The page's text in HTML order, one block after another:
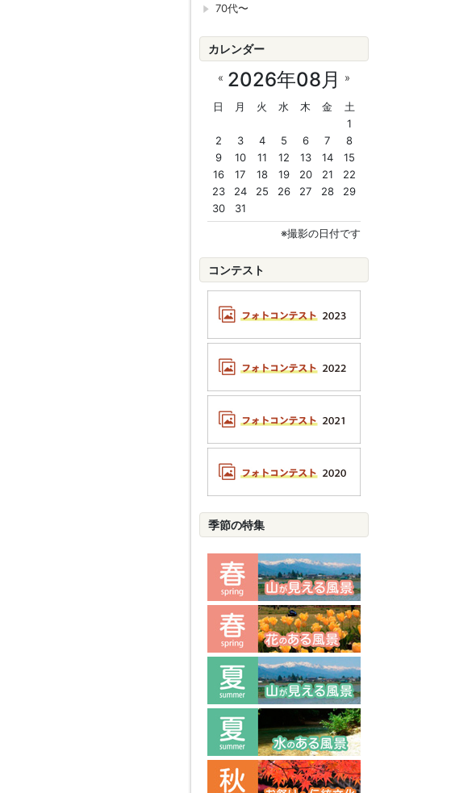
70代〜
カレンダー
2026年08月
« »
日 月 火 水 木 金
土
1
2
3 4 5 6 7
8
9
10 11 12 13 14
15
16
17 18 19 20 21
22
23
24 25 26 27 28
29
30
31
※撮影の日付です
コンテスト
季節の特集